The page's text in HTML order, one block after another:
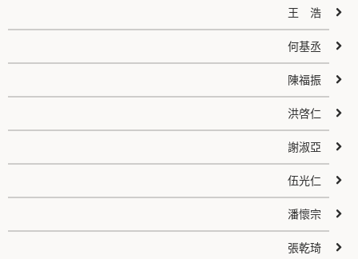
王 浩
何基丞
陳福振
洪啓仁
謝淑亞
伍光仁
潘懷宗
張乾琦